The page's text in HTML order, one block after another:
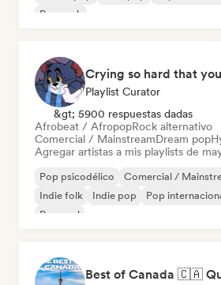
Pop rock
Crying so hard that
Playlist Curator
&gt; 5900 respuestas dadas
Afrobeat / AfropopRock alternativo
Comercial / MainstreamDream pop
Agregar artistas a mis playlists de
Pop psicodélico Comercial /
Indie folk
Indie pop Pop
Pop soul